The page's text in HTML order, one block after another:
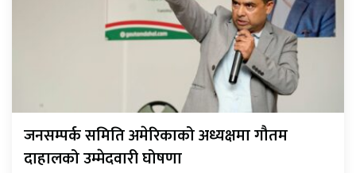
जनसम्पर्क समिति अमेरिकाको अध्यक्षमा गौतम
दाहालको उम्मेदवारी घोषणा